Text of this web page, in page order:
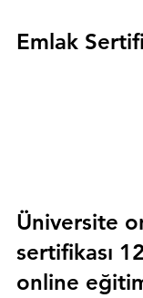
Emlak
Üniversite
sertifikası
online